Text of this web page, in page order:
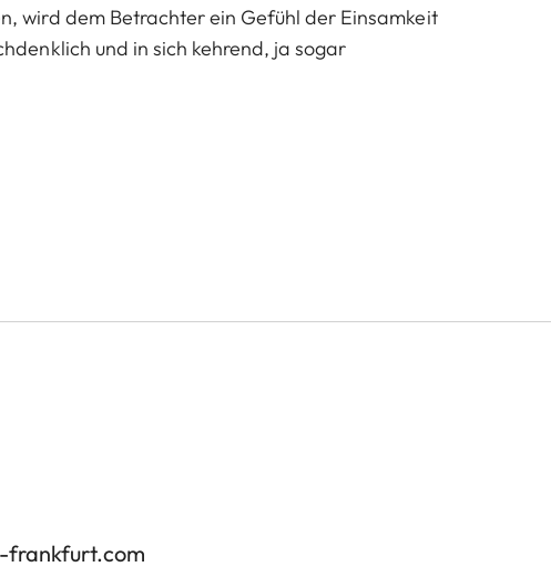
wird dem Betrachter ein Gefühl der Einsamkeit
und in sich kehrend, ja sogar
frankfurt.com